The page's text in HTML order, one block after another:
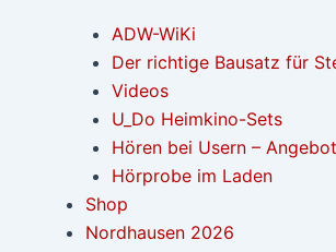
ADW-WiKi
Der richtige Bausatz für
Videos
U_Do Heimkino-Sets
Hören bei Usern –
Hörprobe im Laden
Shop
Nordhausen 2026